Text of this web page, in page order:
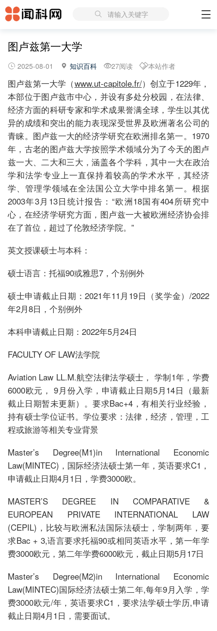
请输入关键字
图卢兹第一大学
2025-08-01 知识百科 27阅读 本站作者
图卢兹第一大学（www.ut-capitole.fr/）创立于1229年，
本部位于图卢兹市中心，并设有多处分校园，在法律、
经济方面的科研专家和学术成果誉满全球，学生以其优
异的成绩和突出的能力表现深受世界及欧洲著名公司的
青睐。图卢兹一大的经济学研究在欧洲排名第一。1970
年，古老的图卢兹大学按照学术领域分为了今天的图卢
兹一大、二大和三大，涵盖各个学科，其中一大在政治
学和法学专业上一直保持着较高的学术水平，其经济
学、管理学领域在全法国公立大学中排名第一。根据
2003年3月13日统计报告：“欧洲18国有404所研究中
心，在经济学研究方面，图卢兹一大被欧洲经济协会排
在了首位，超过了伦敦经济学院。”
英文授课硕士与本科：
硕士语言：托福90或雅思7，个别例外
硕士申请截止日期：2021年11月19日（奖学金）/2022
年2月8日，个别例外
本科申请截止日期：2022年5月24日
FACULTY OF LAW法学院
Aviation Law LL.M.航空法律法学硕士， 学制1年，学费
6000欧元， 9月份入学，申请截止日期5月14日（最新
截止日期暂未更新）。要求Bac+4，有相关行业经验，
持有硕士学位证书。学位要求：法律，经济，管理，工
程或旅游等相关专业背景
Master’s Degree(M1)in International Economic
Law(MINTEC)，国际经济法硕士第一年，英语要求C1，
申请截止日期4月1日，学费3000欧。
MASTER’S DEGREE IN COMPARATIVE &
EUROPEAN PRIVATE INTERNATIONAL LAW
(CEPIL)，比较与欧洲私法国际法硕士，学制两年，要
求Bac + 3,语言要求托福90或相同英语水平，第一年学
费3000欧元，第二年学费6000欧元，截止日期5月17日
Master’s Degree(M2)in International Economic
Law(MINTEC)国际经济法硕士第二年,每年9月入学，学
费3000欧元/年，英语要求C1，要求法学硕士学历,申请
截止日期4月1日，需要面试。